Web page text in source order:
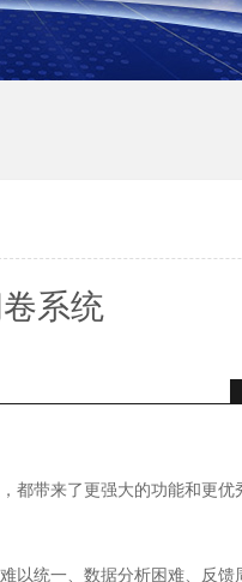
系统
带来了更强大的功能和更优
统一、数据分析困难、反馈